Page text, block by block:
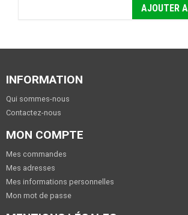
AJOUTER
INFORMATION
Qui sommes-nous
Contactez-nous
MON COMPTE
Mes commandes
Mes adresses
Mes informations personnelles
Mon mot de passe